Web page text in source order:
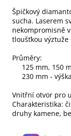
Špičkový
sucha. Laserem
nekompromisně
tloušťkou výztuže
Průměry:
125 mm, 150
230 mm -
Vnitřní otvor pro
Charakteristika:
druhy kamene,